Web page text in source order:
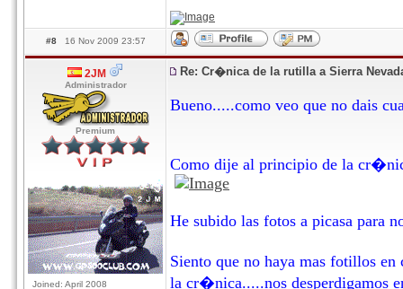
#8 16 Nov 2009 23:57
2JM
Administrador
Premium
Joined: April 2008
Re: Cr�nica de la rutilla a Sierra
Bueno.....como veo que no dais
Como dije al principio de la
He subido las fotos a picasa para
Siento que no haya mas fotillos
la cr�nica.....nos desperdigamos